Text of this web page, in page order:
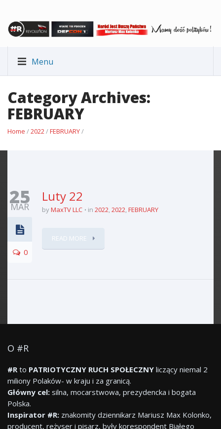
Menu
Category Archives:
FEBRUARY
Home /2022/FEBRUARY/
25
MAR
0
Luty 22
byMaxTV LLC in 2022,2022,FEBRUARY
READ MORE
O #R
#Rto PATRIOTYCZNY RUCH SPOŁECZNY liczący niemal 2
miliony Polaków- w kraju i za granicą.
Główny cel: silna, mocarstwowa, prezydencka i bogata
Polska.
Inspirator #R: znakomity dziennikarz Mariusz Max Kolonko,
producent, reżyser i pisarz, były korespondent Białego